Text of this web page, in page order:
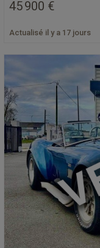
45 900 €
Actualisé il y a 17 jours